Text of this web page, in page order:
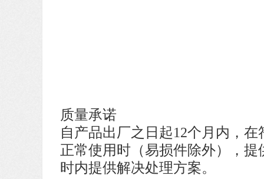
质量承诺
自产品出厂之日起12个月内，
正常使用时（易损件除外），
时内提供解决处理方案。